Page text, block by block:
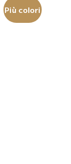
Più colori